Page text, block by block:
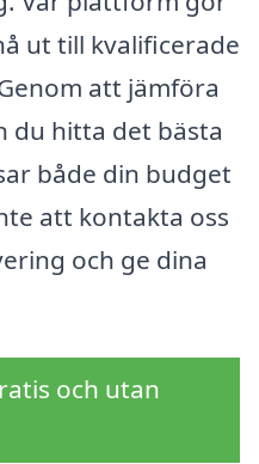
ut till kvalificerade
att jämföra
du hitta det bästa
både din budget
att kontakta oss
och ge dina
och utan